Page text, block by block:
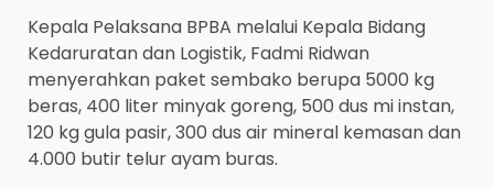
Kepala Pelaksana BPBA melalui Kepala Bidang
Kedaruratan dan Logistik, Fadmi Ridwan
menyerahkan paket sembako berupa 5000 kg
beras, 400 liter minyak goreng, 500 dus mi instan,
120 kg gula pasir, 300 dus air mineral kemasan dan
4.000 butir telur ayam buras.